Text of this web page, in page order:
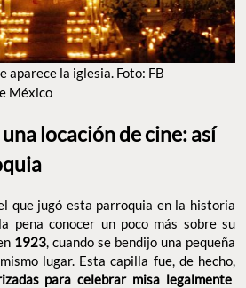
aparece la iglesia. Foto: FB
México
locación de cine: así
que jugó esta parroquia en la historia
pena conocer un poco más sobre su
1923, cuando se bendijo una pequeña
lugar. Esta capilla fue, de hecho,
para celebrar misa legalmente